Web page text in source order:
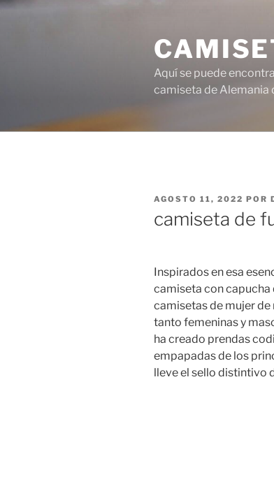
Saltar
Aquí se puede
camiseta de Alemania
PUBLICADO
AGOSTO 11, 2022 POR
camiseta de
Inspirados en esa
camiseta con capucha
camisetas de mujer de
tanto femeninas y
ha creado prendas
empapadas de los
lleve el sello distintivo